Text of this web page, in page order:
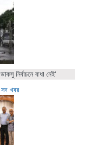
নির্বাচনে বাধা নেই'
সব খবর